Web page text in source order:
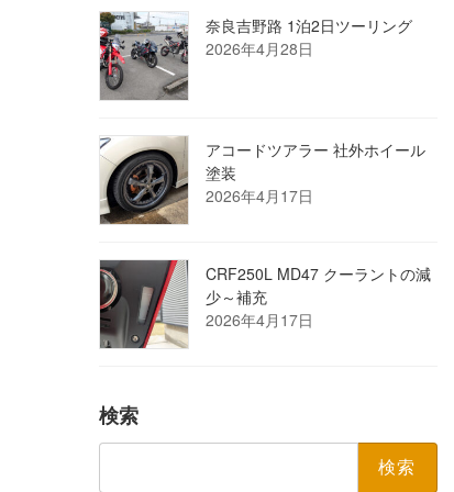
奈良吉野路 1泊2日ツーリング
2026年4月28日
アコードツアラー 社外ホイール
塗装
2026年4月17日
CRF250L MD47 クーラントの減
少～補充
2026年4月17日
検索